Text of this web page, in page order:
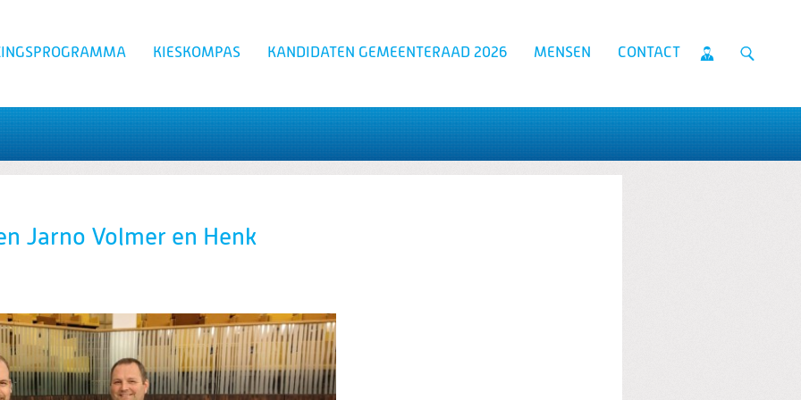
KIESKOMPAS KANDIDATEN GEMEENTERAAD 2026 MENSEN CONTACT
Zoeken
Jarno Volmer en Henk